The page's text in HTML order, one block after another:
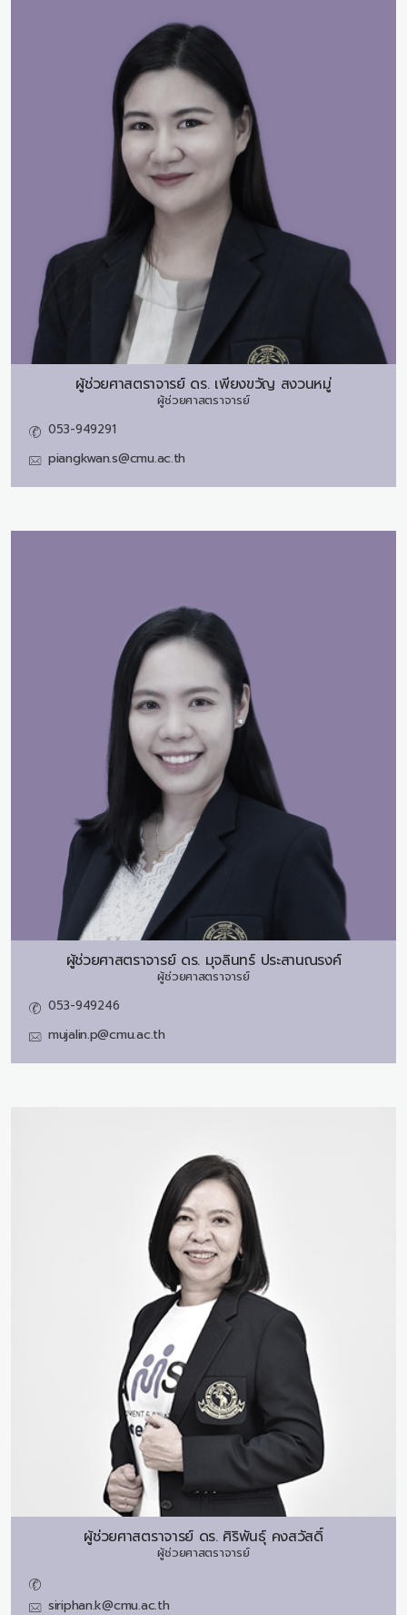
ผู้ช่วยศาสตราจารย์ ดร. เพียงขวัญ สงวนหมู่
ผู้ช่วยศาสตราจารย์
053-949291
piangkwan.s@cmu.ac.th
ผู้ช่วยศาสตราจารย์ ดร. มุจลินทร์ ประสานณรงค์
ผู้ช่วยศาสตราจารย์
053-949246
mujalin.p@cmu.ac.th
ผู้ช่วยศาสตราจารย์ ดร. ศิริพันธุ์ คงสวัสดิ์
ผู้ช่วยศาสตราจารย์
siriphan.k@cmu.ac.th